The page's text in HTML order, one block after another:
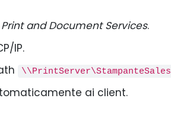
Print and Document Services.
IP.
\\PrintServer\StampanteSales
ai client.